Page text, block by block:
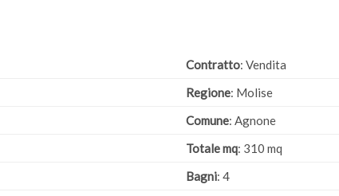
Contratto: Vendita
Regione: Molise
Comune: Agnone
Totale mq: 310 mq
Bagni: 4